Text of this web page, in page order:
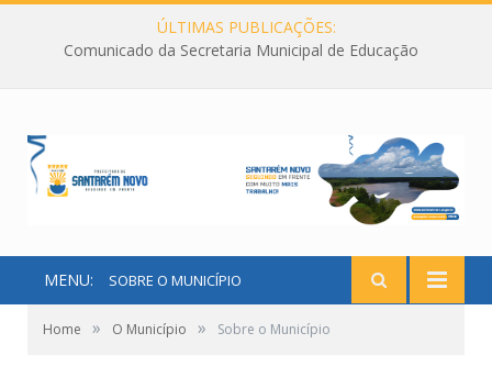
ÚLTIMAS PUBLICAÇÕES:
Comunicado da Secretaria Municipal de Educação
MENU: SOBRE O MUNICÍPIO
Home » O Município » Sobre o Município